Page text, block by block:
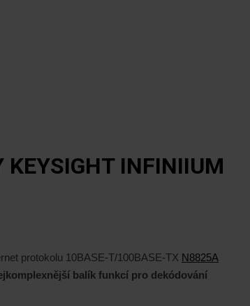
KEYSIGHT INFINIIUM
protokolu 10BASE-T/100BASE-TX N8825A
balík funkcí pro dekódování